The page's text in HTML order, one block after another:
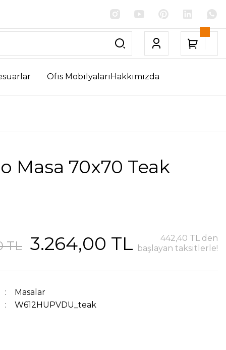
Ofis MobilyalarıHakkımızda
Masa 70x70 Teak
TL 3.264,00 TL
442,40 TL den
başlayan taksitlerle!
Masalar
W612HUPVDU_teak